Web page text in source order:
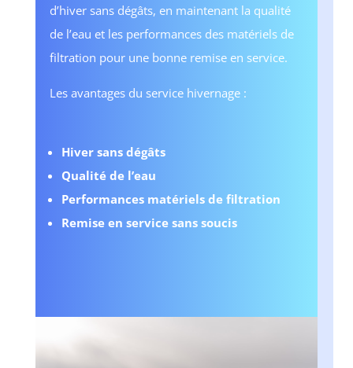
d’hiver sans dégâts, en maintenant la qualité
de l’eau et les performances des matériels de
filtration pour une bonne remise en service.
Les avantages du service hivernage :
Hiver sans dégâts
Qualité de l’eau
Performances matériels de filtration
Remise en service sans soucis